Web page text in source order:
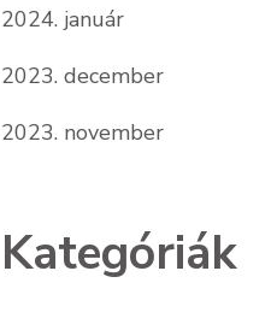
2024. január
2023. december
2023. november
Kategóriák